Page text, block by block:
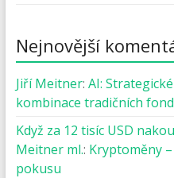
Nejnovější
Jiří Meitner: AI:
kombinace tradičních
Když za 12 tisíc USD
Meitner ml.: Kryptoměny
pokusu